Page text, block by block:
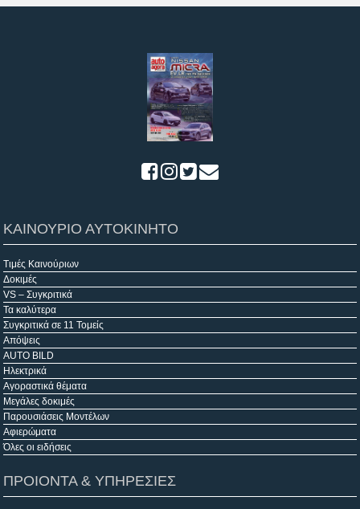
ΚΑΙΝΟΥΡΙΟ ΑΥΤΟΚΙΝΗΤΟ
Τιμές Καινούριων
Δοκιμές
VS – Συγκριτικά
Τα καλύτερα
Συγκριτικά σε 11 Τομείς
Απόψεις
AUTO BILD
Ηλεκτρικά
Αγοραστικά θέματα
Μεγάλες δοκιμές
Παρουσιάσεις Μοντέλων
Αφιερώματα
Όλες οι ειδήσεις
ΠΡΟΙΟΝΤΑ & ΥΠΗΡΕΣΙΕΣ